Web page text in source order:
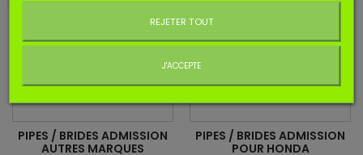
PIPES / BRIDES ADMISSION
AUTRES MARQUES
PIPES / BRIDES ADMISSION
POUR HONDA
REJETER TOUT
J'ACCEPTE